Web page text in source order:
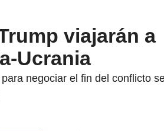
viajarán a
Ucrania
negociar el fin del conflicto